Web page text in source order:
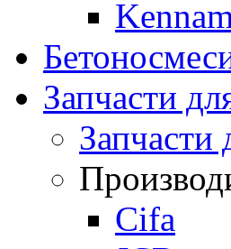
Запчасти
Запчасти
Cifa